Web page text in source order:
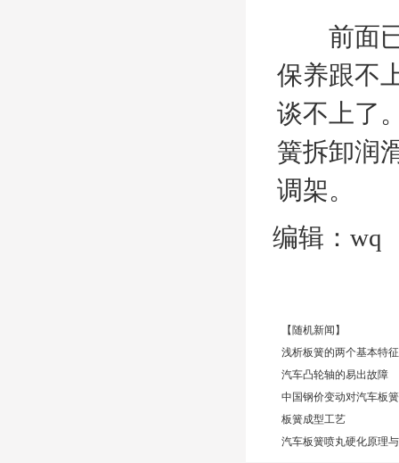
前面已
保养跟不
谈不上了
簧拆卸润
调架。
编辑：wq
【随机新闻】
浅析板簧的两个基本特征
汽车凸轮轴的易出故障
中国钢价变动对汽车板
板簧成型工艺
汽车板簧喷丸硬化原理